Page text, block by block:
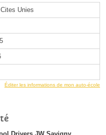
Unies
Éditer les informations de mon auto-école